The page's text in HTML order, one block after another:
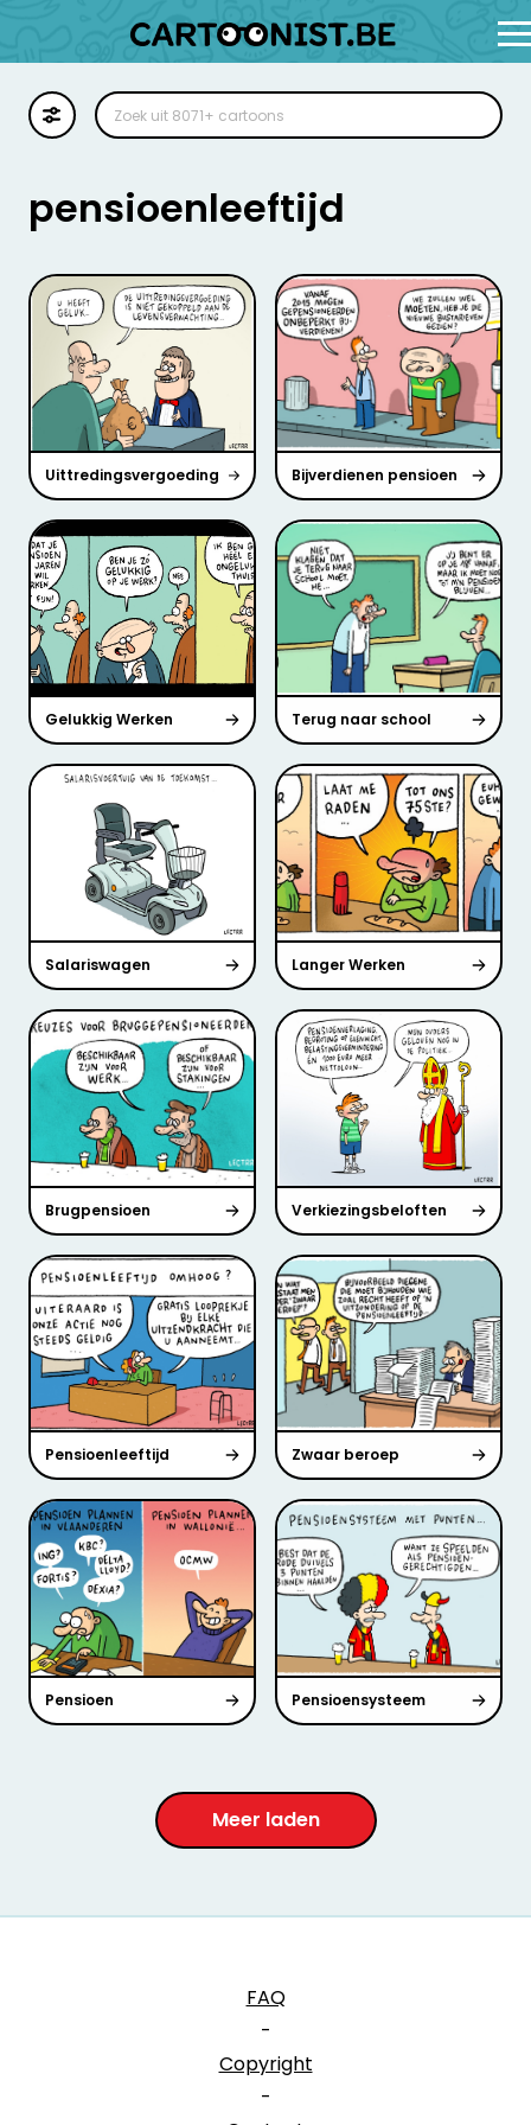
Zoekplaat
Stockillustratie
Strip
pensioenleeftijd
Uittredingsvergoeding Bijverdienen pensioen
Gelukkig Werken Terug naar school
Salariswagen Langer Werken
Brugpensioen Verkiezingsbeloften
Pensioenleeftijd Zwaar beroep
Pensioen Pensioensysteem
Meer laden
FAQ
-
Copyright
-